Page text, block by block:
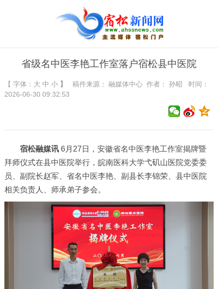
省级名中医李艳工作室落户宿松县中医院
【 字体： 大 中 小】 稿件来源： 融媒体中心作者： 孙昭 时间：
2026-06-30 09:32:53
宿松融媒讯6月27日，安徽省名中医李艳工作室揭牌暨
拜师仪式在县中医院举行，皖南医科大学弋矶山医院党委委
员、副院长赵军、省名中医李艳、副县长李锦荣、县中医院
相关负责人、师承弟子参会。